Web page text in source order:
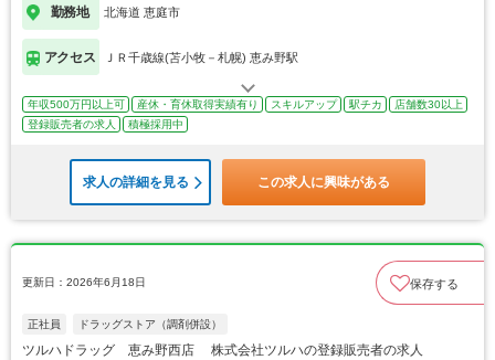
勤務地 北海道 恵庭市
アクセス ＪＲ千歳線(苫小牧－札幌) 恵み野駅
年収500万円以上可 産休・育休取得実績有り スキルアップ 駅チカ
店舗数30以上
登録販売者の求人
積極採用中
求人の詳細を見る この求人に興味がある
更新日：2026年6月18日 保存する
正社員 ドラッグストア（調剤併設）
ツルハドラッグ 恵み野西店 株式会社ツルハの登録販売者の求人